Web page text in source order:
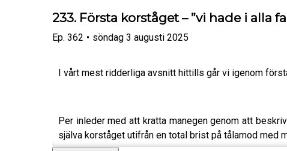
233. Första korståget – ”vi hade i alla
Ep. 362 • söndag 3 augusti 2025
I vårt mest ridderliga avsnitt hittills går vi igenom
Per inleder med att kratta manegen genom att
själva korståget utifrån en total brist på tålamod med